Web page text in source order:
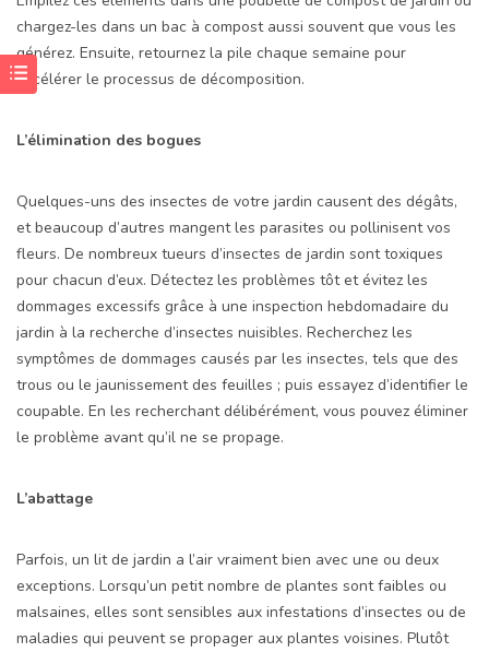
chargez-les dans un bac à compost aussi souvent que vous les
générez. Ensuite, retournez la pile chaque semaine pour
accélérer le processus de décomposition.
L’élimination des bogues
Quelques-uns des insectes de votre jardin causent des dégâts,
et beaucoup d’autres mangent les parasites ou pollinisent vos
fleurs. De nombreux tueurs d’insectes de jardin sont toxiques
pour chacun d’eux. Détectez les problèmes tôt et évitez les
dommages excessifs grâce à une inspection hebdomadaire du
jardin à la recherche d’insectes nuisibles. Recherchez les
symptômes de dommages causés par les insectes, tels que des
trous ou le jaunissement des feuilles ; puis essayez d’identifier le
coupable. En les recherchant délibérément, vous pouvez éliminer
le problème avant qu’il ne se propage.
L’abattage
Parfois, un lit de jardin a l’air vraiment bien avec une ou deux
exceptions. Lorsqu’un petit nombre de plantes sont faibles ou
malsaines, elles sont sensibles aux infestations d’insectes ou de
maladies qui peuvent se propager aux plantes voisines. Plutôt